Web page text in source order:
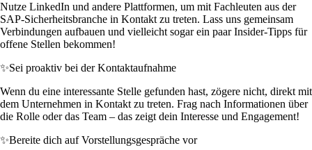
Nutze LinkedIn und andere Plattformen, um mit Fachleuten aus der
SAP-Sicherheitsbranche in Kontakt zu treten. Lass uns gemeinsam
Verbindungen aufbauen und vielleicht sogar ein paar Insider-Tipps für
offene Stellen bekommen!
✨Sei proaktiv bei der Kontaktaufnahme
Wenn du eine interessante Stelle gefunden hast, zögere nicht, direkt mit
dem Unternehmen in Kontakt zu treten. Frag nach Informationen über
die Rolle oder das Team – das zeigt dein Interesse und Engagement!
✨Bereite dich auf Vorstellungsgespräche vor